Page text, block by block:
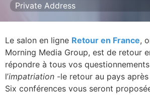
Private Address
Le salon en ligne Retour en France,
Morning Media Group, est de retour
répondre à tous vos
l’impatriation -le retour au pays
Six conférences vous seront